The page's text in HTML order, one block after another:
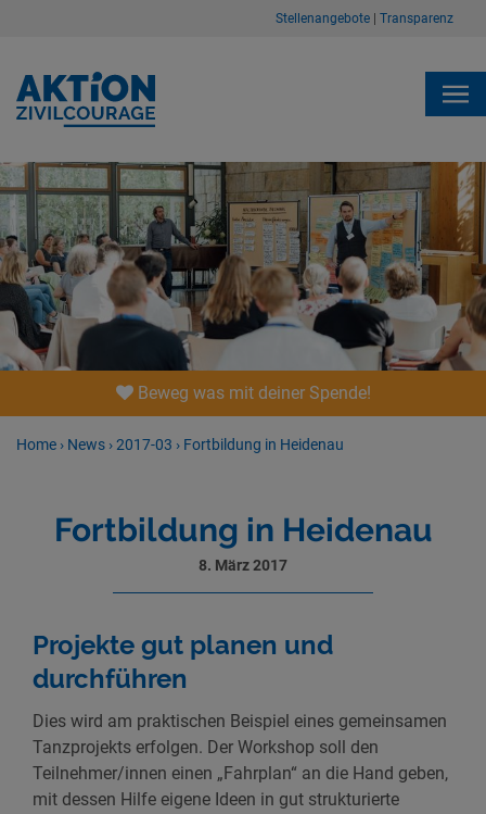
Stellenangebote Transparenz
Beweg was mit deiner Spende!
Home › News ›2017-03 › Fortbildung in Heidenau
Fortbildung in Heidenau
8. März 2017
Projekte gut planen und
durchführen
Dies wird am praktischen Beispiel eines gemeinsamen
Tanzprojekts erfolgen. Der Workshop soll den
Teilnehmer/innen einen „Fahrplan“ an die Hand geben,
mit dessen Hilfe eigene Ideen in gut strukturierte